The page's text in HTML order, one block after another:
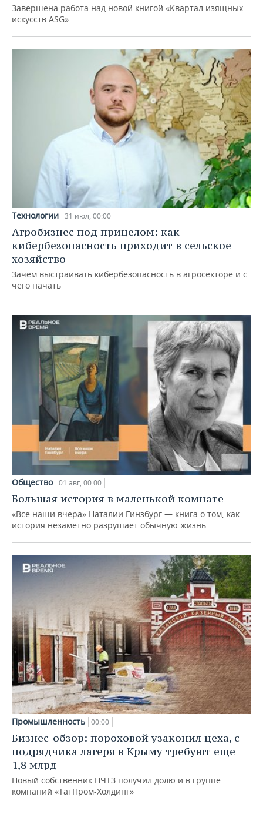
Завершена работа над новой книгой «Квартал изящных
искусств ASG»
Технологии 31 июл, 00:00
Агробизнес под прицелом: как
кибербезопасность приходит в сельское
хозяйство
Зачем выстраивать кибербезопасность в агросекторе и с
чего начать
Общество 01 авг, 00:00
Большая история в маленькой комнате
«Все наши вчера» Наталии Гинзбург — книга о том, как
история незаметно разрушает обычную жизнь
Промышленность 00:00
Бизнес-обзор: пороховой узаконил цеха, с
подрядчика лагеря в Крыму требуют еще
1,8 млрд
Новый собственник НЧТЗ получил долю и в группе
компаний «ТатПром-Холдинг»